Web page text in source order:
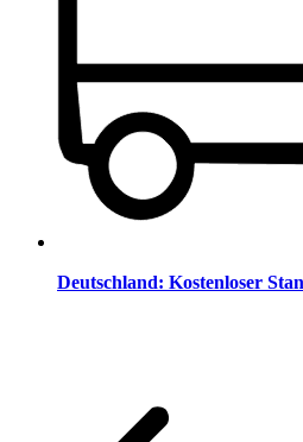
Deutschland: Kostenloser